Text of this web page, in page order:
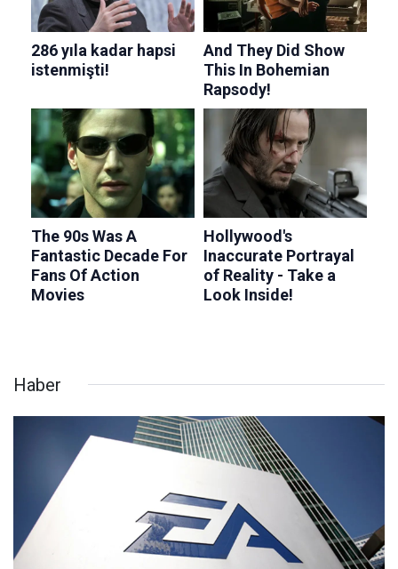
Haber